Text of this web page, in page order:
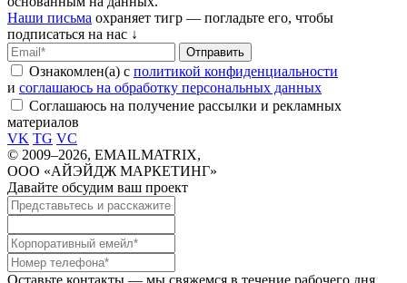
Наши письма охраняет тигр — погладьте его, чтобы
подписаться на нас ↓
Отправить
Ознакомлен(а) с политикой конфиденциальности
и соглашаюсь на обработку персональных данных
Соглашаюсь на получение рассылки и рекламных
материалов
VK TG VC
© 2009–2026, EMAILMATRIX,
ООО «АЙЭЙДЖ МАРКЕТИНГ»
Давайте обсудим ваш проект